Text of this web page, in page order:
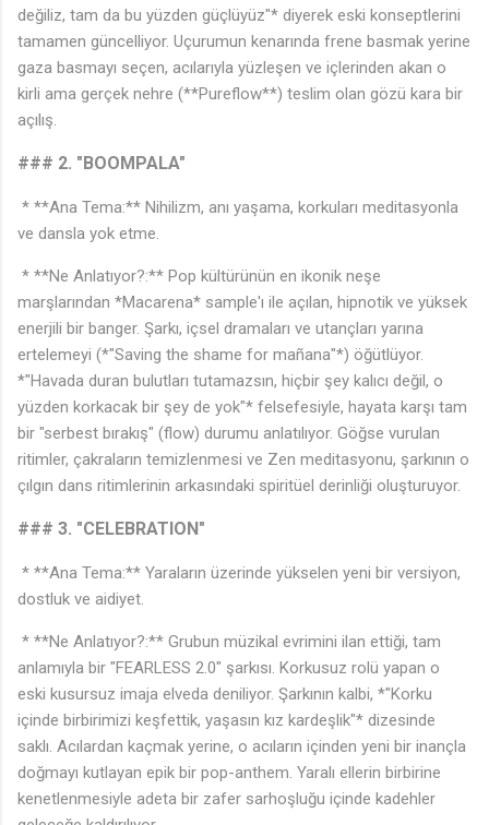
değiliz, tam da bu yüzden güçlüyüz"* diyerek eski konseptlerini
tamamen güncelliyor. Uçurumun kenarında frene basmak yerine
gaza basmayı seçen, acılarıyla yüzleşen ve içlerinden akan o
kirli ama gerçek nehre (**Pureflow**) teslim olan gözü kara bir
açılış.
### 2. "BOOMPALA"
* **Ana Tema:** Nihilizm, anı yaşama, korkuları meditasyonla
ve dansla yok etme.
* **Ne Anlatıyor?:** Pop kültürünün en ikonik neşe
marşlarından *Macarena* sample'ı ile açılan, hipnotik ve yüksek
enerjili bir banger. Şarkı, içsel dramaları ve utançları yarına
ertelemeyi (*"Saving the shame for mañana"*) öğütlüyor.
*"Havada duran bulutları tutamazsın, hiçbir şey kalıcı değil, o
yüzden korkacak bir şey de yok"* felsefesiyle, hayata karşı tam
bir "serbest bırakış" (flow) durumu anlatılıyor. Göğse vurulan
ritimler, çakraların temizlenmesi ve Zen meditasyonu, şarkının o
çılgın dans ritimlerinin arkasındaki spiritüel derinliği oluşturuyor.
### 3. "CELEBRATION"
* **Ana Tema:** Yaraların üzerinde yükselen yeni bir versiyon,
dostluk ve aidiyet.
* **Ne Anlatıyor?:** Grubun müzikal evrimini ilan ettiği, tam
anlamıyla bir "FEARLESS 2.0" şarkısı. Korkusuz rolü yapan o
eski kusursuz imaja elveda deniliyor. Şarkının kalbi, *"Korku
içinde birbirimizi keşfettik, yaşasın kız kardeşlik"* dizesinde
saklı. Acılardan kaçmak yerine, o acıların içinden yeni bir inançla
doğmayı kutlayan epik bir pop-anthem. Yaralı ellerin birbirine
kenetlenmesiyle adeta bir zafer sarhoşluğu içinde kadehler
♬